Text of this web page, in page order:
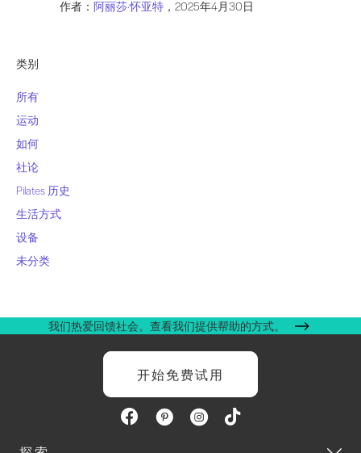
类别
所有
运动
如何
社论
Pilates 历史
生活方式
设备
未分类
作者： 阿丽莎·怀亚特 ，2025年4月30日
我们热爱回馈社会。查看我们提供帮助的方式。
开始免费试用